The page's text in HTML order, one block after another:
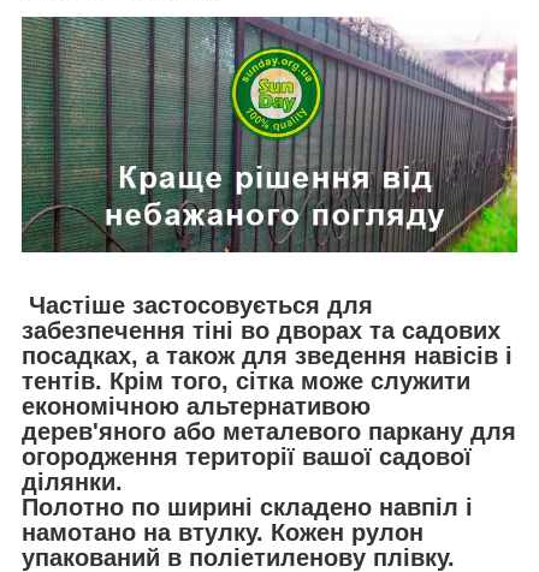
Частiше застосовується для
забезпечення тіні во дворах та садових
посадках, а також для зведення навісів і
тентів. Крім того, сітка може служити
економічною альтернативою
дерев'яного або металевого паркану для
огородження території вашої садової
ділянки.
Полотно по ширині складено навпіл і
намотано на втулку. Кожен рулон
упакований в поліетиленову плівку.